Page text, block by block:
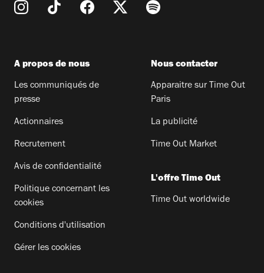
A propos de nous
Les communiqués de
presse
Actionnaires
Recrutement
Avis de confidentialité
Politique concernant les
cookies
Conditions d'utilisation
Gérer les cookies
Nous contacter
Apparaitre sur Time Out
Paris
La publicité
Time Out Market
L'offre Time Out
Time Out worldwide